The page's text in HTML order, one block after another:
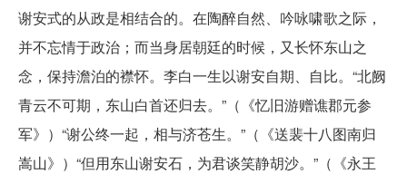
谢安式的从政是相结合的。在陶醉自然、吟咏啸歌之际，
并不忘情于政治；而当身居朝廷的时候，又长怀东山之
念，保持澹泊的襟怀。李白一生以谢安自期、自比。“北阙
青云不可期，东山白首还归去。”（《忆旧游赠谯郡元参
军》）“谢公终一起，相与济苍生。”（《送裴十八图南归
嵩山》）“但用东山谢安石，为君谈笑静胡沙。”（《永王